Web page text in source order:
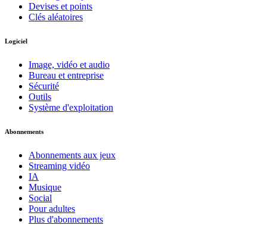
Devises et points
Clés aléatoires
Logiciel
Image, vidéo et audio
Bureau et entreprise
Sécurité
Outils
Système d'exploitation
Abonnements
Abonnements aux jeux
Streaming vidéo
IA
Musique
Social
Pour adultes
Plus d'abonnements